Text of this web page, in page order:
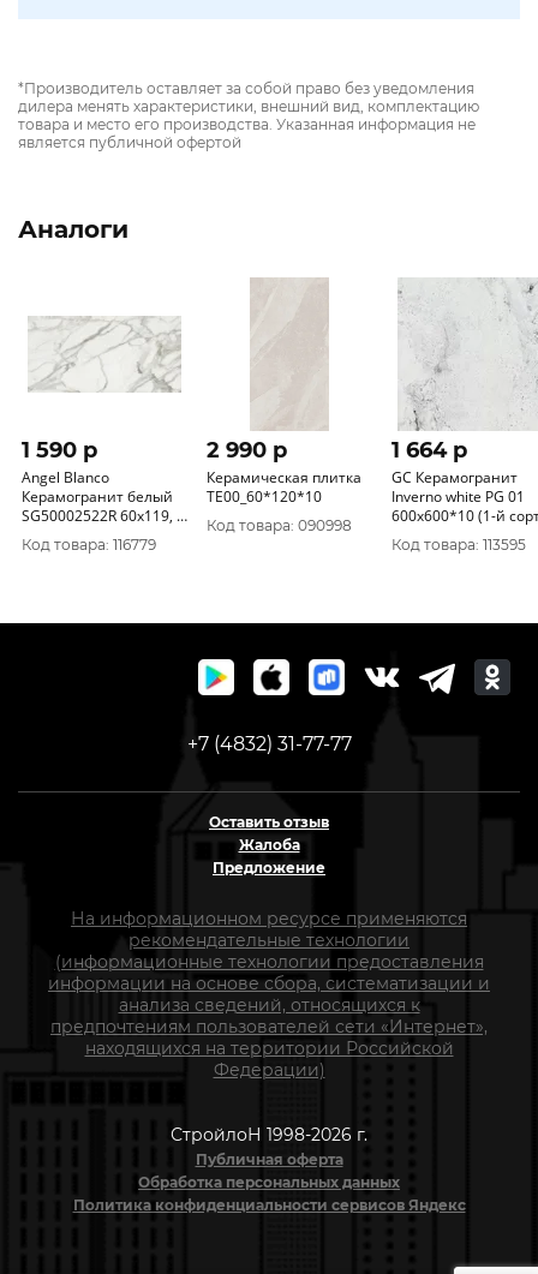
*Производитель оставляет за собой право без уведомления
дилера менять характеристики, внешний вид, комплектацию
товара и место его производства. Указанная информация не
является публичной офертой
Аналоги
1 590 p
Angel Blanco
Керамогранит белый
SG50002522R 60х119, 5
полированный
Код товара: 116779
2 990 p
Керамическая плитка
TE00_60*120*10
Код товара: 090998
1 664 p
GC Керамогранит
Inverno white PG 01
600х600*10 (1-й
Код товара: 113595
+7 (4832) 31-77-77
Оставить отзыв
Жалоба
Предложение
На информационном ресурсе применяются
рекомендательные технологии
(информационные технологии предоставления
информации на основе сбора, систематизации и
анализа сведений, относящихся к
предпочтениям пользователей сети «Интернет»,
находящихся на территории Российской
Федерации)
СтройлоН 1998-2026 г.
Публичная оферта
Обработка персональных данных
Политика конфиденциальности сервисов Яндекс